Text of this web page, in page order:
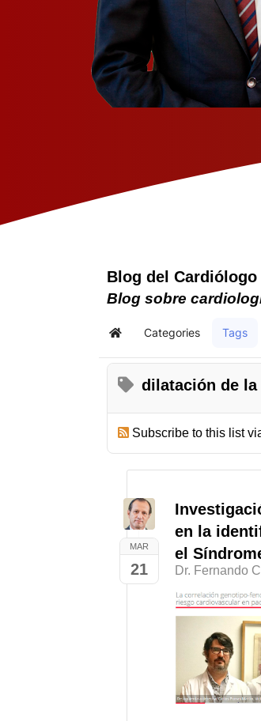
Blog del Cardiólogo
Blog sobre
Home Categories Tags
dilatación de
Subscribe to this list
MAR
21
en la
el
Dr. Fernando